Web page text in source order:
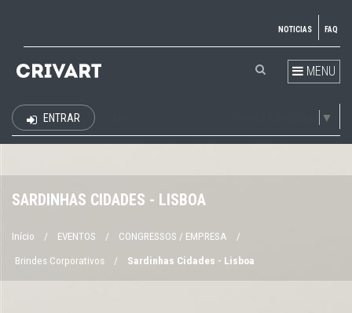
NOTICIAS FAQ
MENU
▼
ENTRAR
SARDINHAS CIDADES - LISBOA
Início / EVENTOS / CONGRESSOS / EMPRESA /
Brindes Corporativos / Sardinhas Cidades - Lisboa